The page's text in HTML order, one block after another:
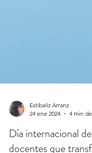
Estibaliz Arranz